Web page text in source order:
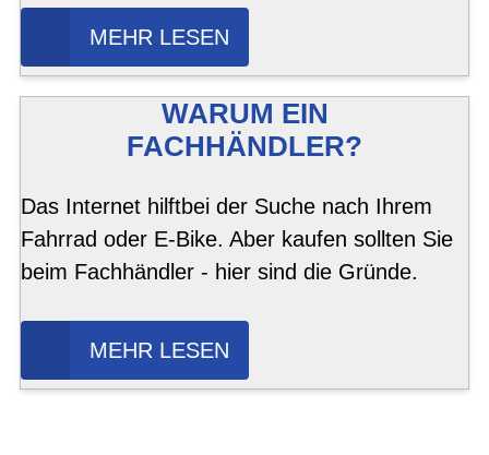
MEHR LESEN
WARUM EIN
FACHHÄNDLER?
Das Internet hilftbei der Suche nach Ihrem
Fahrrad oder E-Bike. Aber kaufen sollten Sie
beim Fachhändler - hier sind die Gründe.
MEHR LESEN